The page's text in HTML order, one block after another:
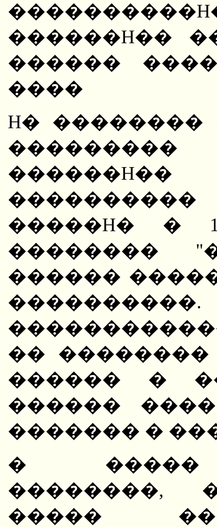
������H��
������ ����
����
H�
���������
������H��
�����H� �
��������
������
��
������ �
������
������� �
� �����
��������,
�����